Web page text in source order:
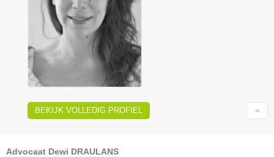
BEKIJK VOLLEDIG PROFIEL
Advocaat Dewi DRAULANS